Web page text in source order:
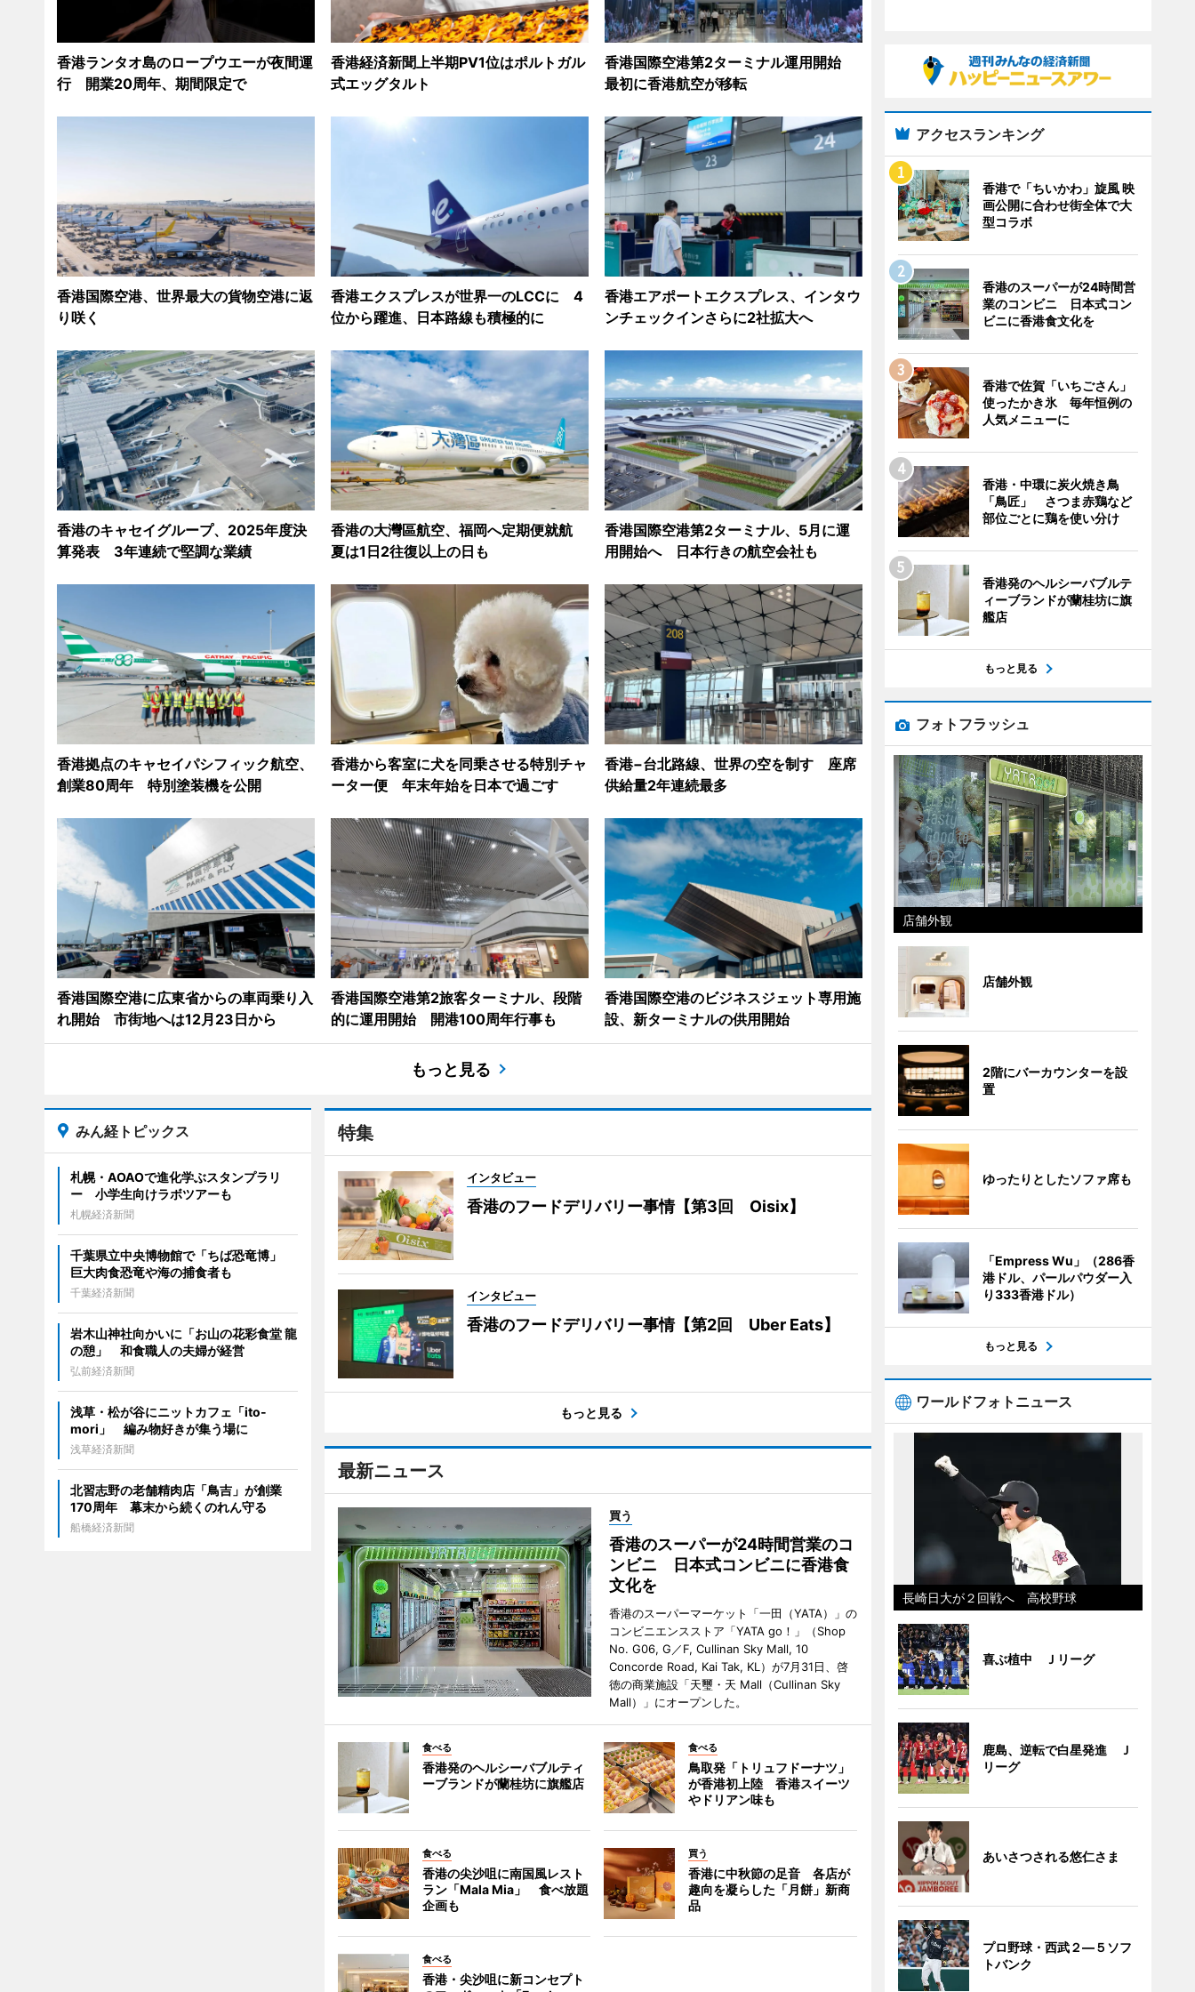
香港ランタオ島のロープウエーが夜間運
行 開業20周年、期間限定で
香港経済新聞上半期PV1位はポルトガル
式エッグタルト
香港国際空港第2ターミナル運用開始
最初に香港航空が移転
香港国際空港、世界最大の貨物空港に返
り咲く
香港エクスプレスが世界一のLCCに 4
位から躍進、日本路線も積極的に
香港エアポートエクスプレス、インタウ
ンチェックインさらに2社拡大へ
香港のキャセイグループ、2025年度決
算発表 3年連続で堅調な業績
香港の大灣區航空、福岡へ定期便就航
夏は1日2往復以上の日も
香港国際空港第2ターミナル、5月に運
用開始へ 日本行きの航空会社も
香港拠点のキャセイパシフィック航空、
創業80周年 特別塗装機を公開
香港から客室に犬を同乗させる特別チャ
ーター便 年末年始を日本で過ごす
香港−台北路線、世界の空を制す 座席
供給量2年連続最多
香港国際空港に広東省からの車両乗り入
れ開始 市街地へは12月23日から
香港国際空港第2旅客ターミナル、段階
的に運用開始 開港100周年行事も
香港国際空港のビジネスジェット専用施
設、新ターミナルの供用開始
もっと見る
特集
インタビュー
香港のフードデリバリー事情【第3回 Oisix】
インタビュー
香港のフードデリバリー事情【第2回 Uber Eats】
もっと見る
最新ニュース
買う
香港のスーパーが24時間営業のコ
ンビニ 日本式コンビニに香港食
文化を
香港のスーパーマーケット「一田（YATA）」の
コンビニエンスストア「YATA go！」（Shop
No. G06, G／F, Cullinan Sky Mall, 10
Concorde Road, Kai Tak, KL）が7月31日、啓
徳の商業施設「天璽・天 Mall（Cullinan Sky
Mall）」にオープンした。
食べる
香港発のヘルシーバブルティ
ーブランドが蘭桂坊に旗艦店
食べる
鳥取発「トリュフドーナツ」
が香港初上陸 香港スイーツ
やドリアン味も
食べる
香港の尖沙咀に南国風レスト
ラン「Mala Mia」 食べ放題
企画も
買う
香港に中秋節の足音 各店が
趣向を凝らした「月餅」新商
品
食べる
香港・尖沙咀に新コンセプト
みん経トピックス
札幌・AOAOで進化学ぶスタンプラリ
ー 小学生向けラボツアーも
札幌経済新聞
千葉県立中央博物館で「ちば恐竜博」
巨大肉食恐竜や海の捕食者も
千葉経済新聞
岩木山神社向かいに「お山の花彩食堂 龍
の憩」 和食職人の夫婦が経営
弘前経済新聞
浅草・松が谷にニットカフェ「ito-
mori」 編み物好きが集う場に
浅草経済新聞
北習志野の老舗精肉店「鳥吉」が創業
170周年 幕末から続くのれん守る
船橋経済新聞
アクセスランキング
香港で「ちいかわ」旋風 映
画公開に合わせ街全体で大
型コラボ
香港のスーパーが24時間営
業のコンビニ 日本式コン
ビニに香港食文化を
香港で佐賀「いちごさん」
使ったかき氷 毎年恒例の
人気メニューに
香港・中環に炭火焼き鳥
「鳥匠」 さつま赤鶏など
部位ごとに鶏を使い分け
香港発のヘルシーバブルテ
ィーブランドが蘭桂坊に旗
艦店
もっと見る
フォトフラッシュ
店舗外観
店舗外観
2階にバーカウンターを設
置
ゆったりとしたソファ席も
「Empress Wu」（286香
港ドル、パールパウダー入
り333香港ドル）
もっと見る
ワールドフォトニュース
長崎日大が２回戦へ 高校野球
喜ぶ植中 Ｊリーグ
鹿島、逆転で白星発進 Ｊ
リーグ
あいさつされる悠仁さま
プロ野球・西武２―５ソフ
トバンク